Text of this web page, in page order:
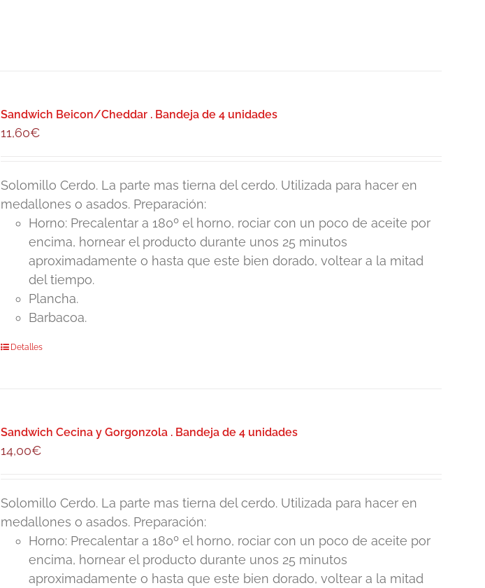
Sandwich Beicon/Cheddar . Bandeja de 4 unidades
11,60€
Solomillo Cerdo. La parte mas tierna del cerdo. Utilizada para hacer en
medallones o asados. Preparación:
Horno: Precalentar a 180º el horno, rociar con un poco de aceite por
encima, hornear el producto durante unos 25 minutos
aproximadamente o hasta que este bien dorado, voltear a la mitad
del tiempo.
Plancha.
Barbacoa.
Detalles
Sandwich Cecina y Gorgonzola . Bandeja de 4 unidades
14,00€
Solomillo Cerdo. La parte mas tierna del cerdo. Utilizada para hacer en
medallones o asados. Preparación:
Horno: Precalentar a 180º el horno, rociar con un poco de aceite por
encima, hornear el producto durante unos 25 minutos
aproximadamente o hasta que este bien dorado, voltear a la mitad